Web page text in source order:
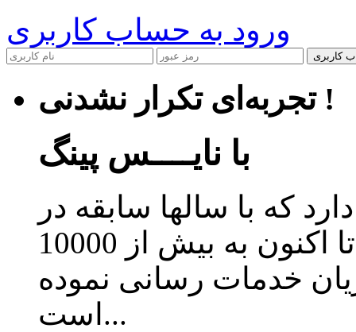
ورود به حساب کاربری
کاربری
تجربه‌ای تکرار نشدنی !
با نایــــس پینگ
که با سالها سابقه در
زمینه ارائه سرویس کاهش پینگ تا اکنون به بیش از 10000
خدمات رسانی نموده
است...